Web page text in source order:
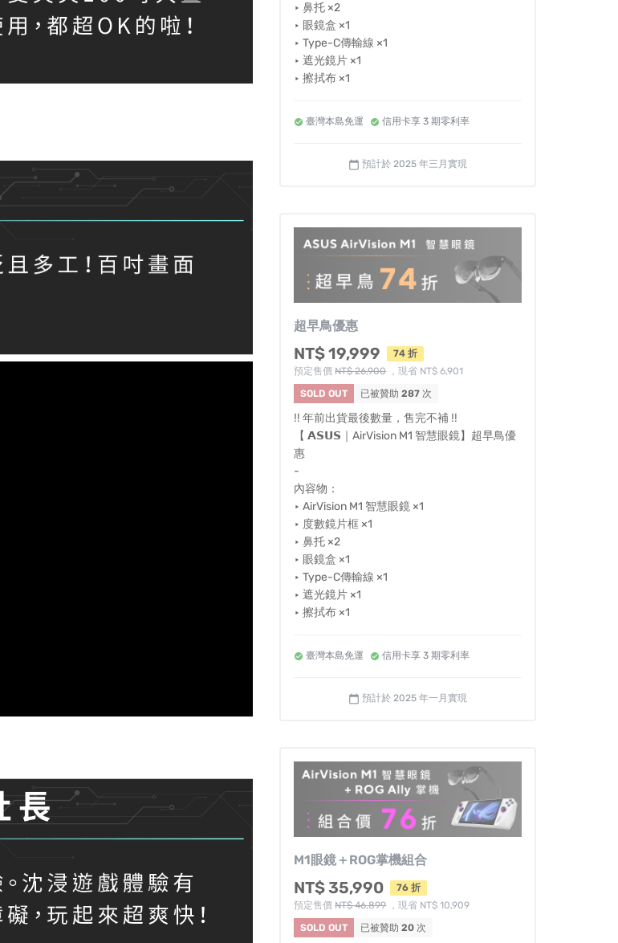
‣ 鼻托 ×2
‣ 眼鏡盒 ×1
‣ Type-C傳輸線 ×1
‣ 遮光鏡片 ×1
‣ 擦拭布 ×1
臺灣本島免運 信用卡享 3 期零利率
calendar_today 預計於 2025 年三月實現
超早鳥優惠
NT$ 19,999
74 折
預定售價NT$ 26,900，現省 NT$ 6,901
SOLD OUT
已被贊助287 次
‼️ 年前出貨最後數量，售完不補 ‼️
【 𝗔𝗦𝗨𝗦｜AirVision M1 智慧眼鏡】超早鳥優
惠
-
內容物：
‣ AirVision M1 智慧眼鏡 ×1
‣ 度數鏡片框 ×1
‣ 鼻托 ×2
‣ 眼鏡盒 ×1
‣ Type-C傳輸線 ×1
‣ 遮光鏡片 ×1
‣ 擦拭布 ×1
臺灣本島免運 信用卡享 3 期零利率
calendar_today 預計於 2025 年一月實現
M1眼鏡＋ROG掌機組合
NT$ 35,990
76 折
預定售價NT$ 46,899，現省 NT$ 10,909
SOLD OUT
已被贊助20 次